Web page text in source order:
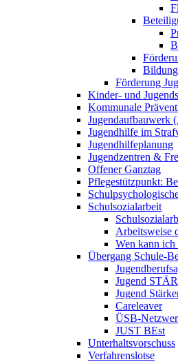
Förderung
Kinder- und
Kommunale
Jugendaufbauwerk
Jugendhilfe im
Jugendhilfeplanung
Jugendzentren &
Offener Ganztag
Pflegestützpunkt:
Schulsozialarbeit
Arbeitsweise
Wen kann
Übergang Schule-
Jugend
Jugend
Careleaver
ÜSB-
JUST BEst
Unterhaltsvorschuss
Verfahrenslotse